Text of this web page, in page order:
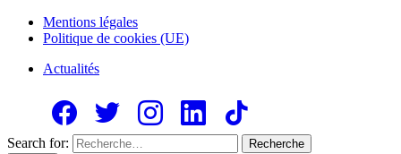
Mentions légales
Politique de cookies (UE)
Actualités
Search for:
Recherche